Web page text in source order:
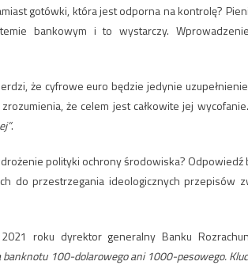
gotówki, która jest odporna na kontrolę?
bankowym i to wystarczy.
że cyfrowe euro będzie jedynie
że ​​celem jest całkowite jej
.
polityki ochrony środowiska?
do przestrzegania ideologicznych przepisów
roku dyrektor generalny Banku
100-dolarowego ani 1000-pesowego.